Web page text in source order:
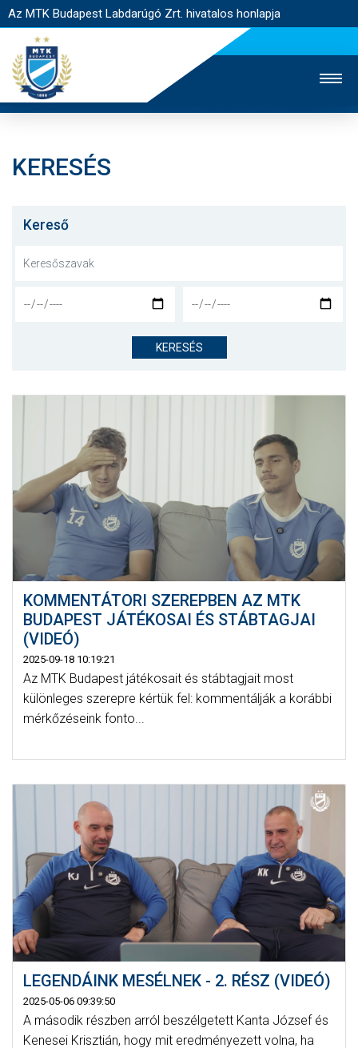
Az MTK Budapest Labdarúgó Zrt. hivatalos honlapja
JEGYÉRTÉKESÍTÉS
NYITÓLAP
CSAPATOK
SZURKOLÓI ÉLMÉNYEK
AKKREDITÁCIÓ
KERESÉS
Kereső
KERESÉS
KOMMENTÁTORI SZEREPBEN AZ MTK
BUDAPEST JÁTÉKOSAI ÉS STÁBTAGJAI
(VIDEÓ)
2025-09-18 10:19:21
Az MTK Budapest játékosait és stábtagjait most
különleges szerepre kértük fel: kommentálják a korábbi
mérkőzéseink fonto...
LEGENDÁINK MESÉLNEK - 2. RÉSZ (VIDEÓ)
2025-05-06 09:39:50
A második részben arról beszélgetett Kanta József és
Kenesei Krisztián, hogy mit eredményezett volna, ha